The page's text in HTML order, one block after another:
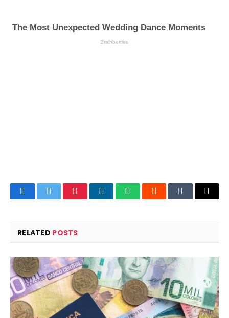
FacebookTwitterPinterestLinkedInWhatsAppRedditTumblrEmail
RELATED POSTS